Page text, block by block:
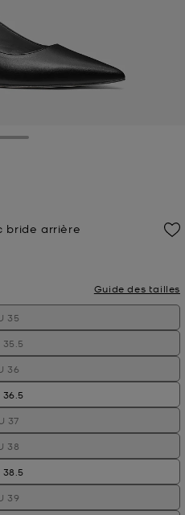
bride arrière
Guide des tailles
35
35.5
36
36.5
37
38
38.5
39